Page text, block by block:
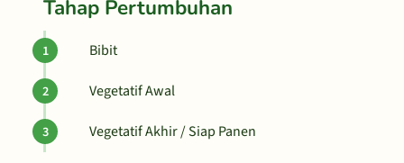
Tahap Pertumbuhan
Bibit
Vegetatif Awal
Vegetatif Akhir / Siap Panen